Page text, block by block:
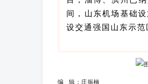
间，山东机场基础
设交通强国山东示
编 辑：庄振楠